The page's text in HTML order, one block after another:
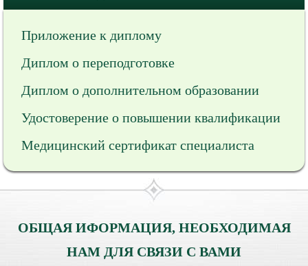
Приложение к диплому
Диплом о переподготовке
Диплом о дополнительном образовании
Удостоверение о повышении квалификации
Медицинский сертификат специалиста
ОБЩАЯ ИФОРМАЦИЯ, НЕОБХОДИМАЯ
НАМ ДЛЯ СВЯЗИ С ВАМИ